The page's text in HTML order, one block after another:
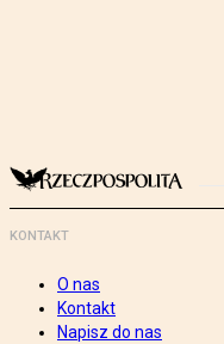
KONTAKT
O nas
Kontakt
Napisz do nas